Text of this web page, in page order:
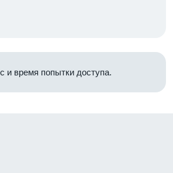
и время попытки доступа.